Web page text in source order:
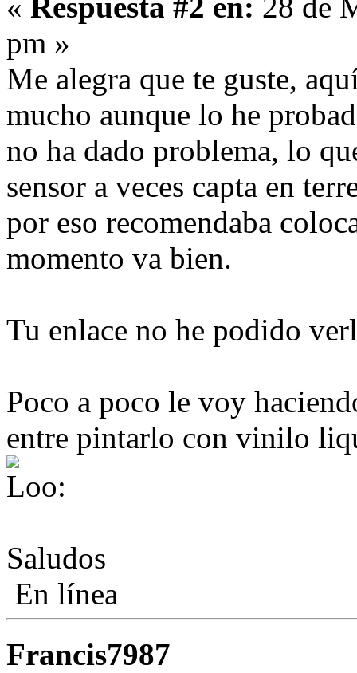
« Respuesta #2 en: 28 de
pm »
Me alegra que te guste,
mucho aunque lo he
no ha dado problema, lo
sensor a veces capta en
por eso recomendaba
momento va bien.
Tu enlace no he podido
Poco a poco le voy
entre pintarlo con vinilo
Saludos
En línea
Francis7987